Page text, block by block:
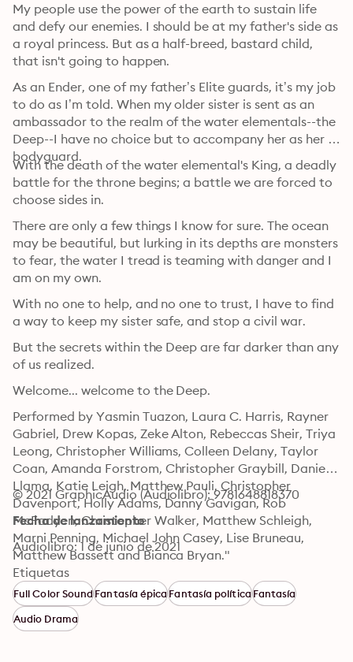
My people use the power of the earth to sustain life
and defy our enemies. I should be at my father's side as
a royal princess. But as a half-breed, bastard child,
that isn't going to happen.
As an Ender, one of my father’s Elite guards, it’s my job
to do as I’m told. When my older sister is sent as an
ambassador to the realm of the water elementals--the
Deep--I have no choice but to accompany her as her
bodyguard.
With the death of the water elemental's King, a deadly
battle for the throne begins; a battle we are forced to
choose sides in.
There are only a few things I know for sure. The ocean
may be beautiful, but lurking in its depths are monsters
to fear, the water I tread is teaming with danger and I
am on my own.
With no one to help, and no one to trust, I have to find
a way to keep my sister safe, and stop a civil war.
But the secrets within the Deep are far darker than any
of us realized.
Welcome... welcome to the Deep.
Performed by Yasmin Tuazon, Laura C. Harris, Rayner
Gabriel, Drew Kopas, Zeke Alton, Rebeccas Sheir, Triya
Leong, Christopher Williams, Colleen Delany, Taylor
Coan, Amanda Forstrom, Christopher Graybill, Daniel
Llama, Katie Leigh, Matthew Pauli, Christopher
Davenport, Holly Adams, Danny Gavigan, Rob
McFadyen, Christopher Walker, Matthew Schleigh,
Marni Penning, Michael John Casey, Lise Bruneau,
Matthew Bassett and Bianca Bryan."
© 2021 GraphicAudio (Audiolibro): 9781648818370
Fecha de lanzamiento
Audiolibro: 1 de junio de 2021
Etiquetas
Full Color SoundFantasía épicaFantasía políticaFantasía
Audio Drama